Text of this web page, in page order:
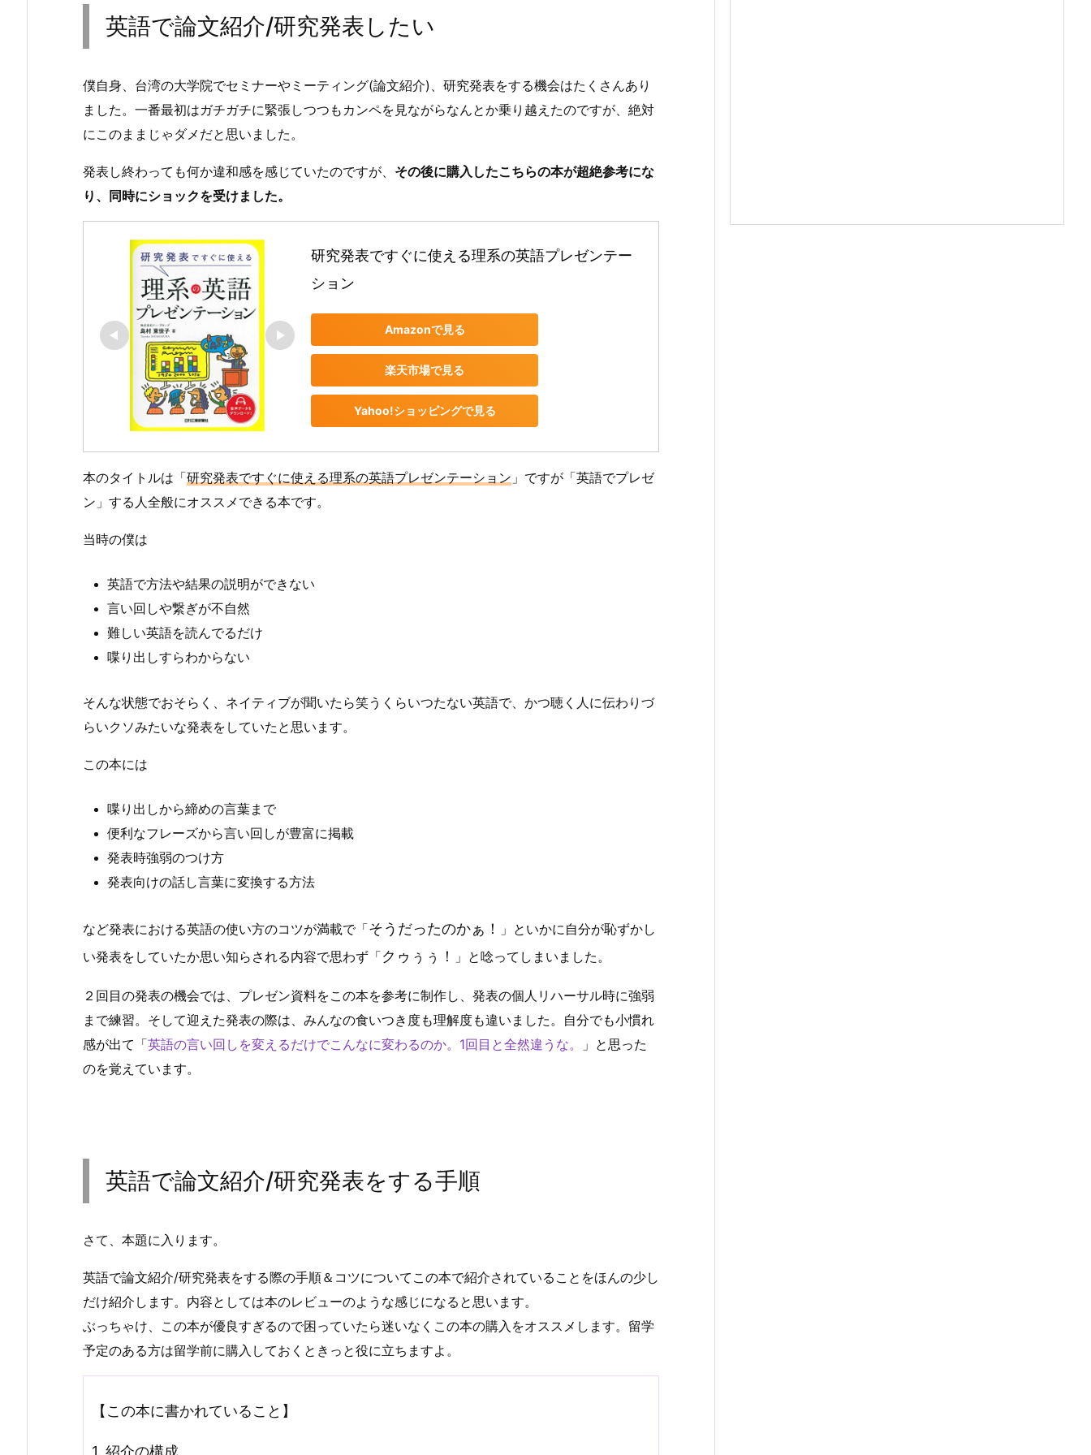
英語で論文紹介/研究発表したい
僕自身、台湾の大学院でセミナーやミーティング(論文紹介)、研究発表をする機会はたくさんあり
ました。一番最初はガチガチに緊張しつつもカンペを見ながらなんとか乗り越えたのですが、絶対
にこのままじゃダメだと思いました。
発表し終わっても何か違和感を感じていたのですが、 その後に購入したこちらの本が超絶参考にな
り、同時にショックを受けました。
研究発表ですぐに使える理系の英語プレゼンテー
ション
Amazonで見る
楽天市場で見る
Yahoo!ショッピングで見る
本のタイトルは「研究発表ですぐに使える理系の英語プレゼンテーション 」ですが「英語でプレゼ
ン」する人全般にオススメできる本です。
当時の僕は
英語で方法や結果の説明ができない
言い回しや繋ぎが不自然
難しい英語を読んでるだけ
喋り出しすらわからない
そんな状態でおそらく、ネイティブが聞いたら笑うくらいつたない英語で、かつ聴く人に伝わりづ
らいクソみたいな発表をしていたと思います。
この本には
喋り出しから締めの言葉まで
便利なフレーズから言い回しが豊富に掲載
発表時強弱のつけ方
発表向けの話し言葉に変換する方法
など発表における英語の使い方のコツが満載で「そうだったのかぁ！
」といかに自分が恥ずかし
い発表をしていたか思い知らされる内容で思わず「クゥぅぅ！ 」と唸ってしまいました。
２回目の発表の機会では、プレゼン資料をこの本を参考に制作し、発表の個人リハーサル時に強弱
まで練習。そして迎えた発表の際は、みんなの食いつき度も理解度も違いました。自分でも小慣れ
感が出て「英語の言い回しを変えるだけでこんなに変わるのか。1回目と全然違うな。
」と思った
のを覚えています。
英語で論文紹介/研究発表をする手順
さて、本題に入ります。
英語で論文紹介/研究発表をする際の手順＆コツについてこの本で紹介されていることをほんの少し
だけ紹介します。内容としては本のレビューのような感じになると思います。
ぶっちゃけ、この本が優良すぎるので困っていたら迷いなくこの本の購入をオススメします。留学
予定のある方は留学前に購入しておくときっと役に立ちますよ。
【この本に書かれていること】
1. 紹介の構成